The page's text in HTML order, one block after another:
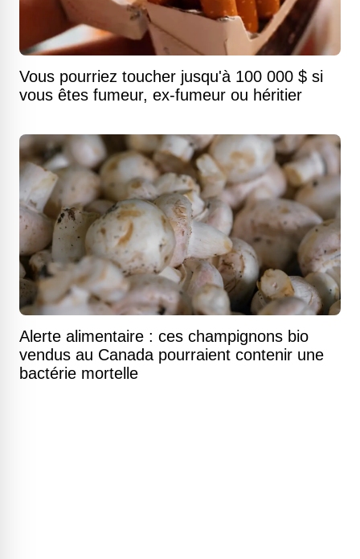
Vous pourriez toucher jusqu'à 100 000 $ si
vous êtes fumeur, ex-fumeur ou héritier
Alerte alimentaire : ces champignons bio
vendus au Canada pourraient contenir une
bactérie mortelle